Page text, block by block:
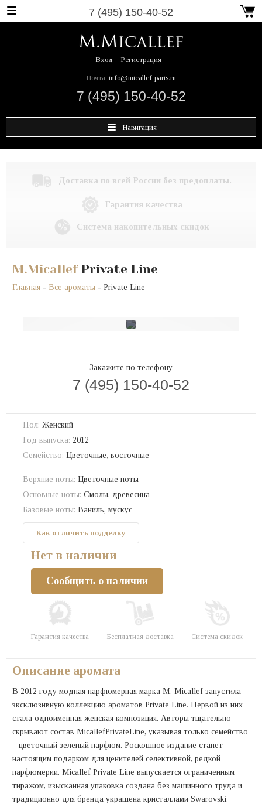
7 (495) 150-40-52
Вход Регистрация
Почта: info@micallef-paris.ru
7 (495) 150-40-52
Навигация
Доставка по всей России без предоплаты.
Гарантия качества
Система накопительных скидок
M.MicallefPrivate Line
Главная - Все ароматы - Private Line
Закажите по телефону
7 (495) 150-40-52
Как отличить подделку
Пол: Женский
Год выпуска: 2012
Семейство: Цветочные, восточные
Верхние ноты: Цветочные ноты
Основные ноты: Смолы, древесина
Базовые ноты: Ваниль, мускус
Нет в наличии
Сообщить о наличии
Гарантия качества Бесплатная доставка Система скидок
Описание аромата
В 2012 году модная парфюмерная марка M. Micallef запустила
эксклюзивную коллекцию ароматов Private Line. Первой из них
стала одноименная женская композиция. Авторы тщательно
скрывают состав MicallefPrivateLine, указывая только семейство
– цветочный зеленый парфюм. Роскошное издание станет
настоящим подарком для ценителей селективной, редкой
парфюмерии. Micallef Private Line выпускается ограниченным
тиражом, изысканная упаковка создана без машинного труда и
традиционно для бренда украшена кристаллами Swarovski.